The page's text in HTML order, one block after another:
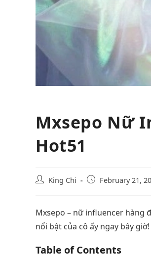
Mxsepo Nữ
Hot51
King Chi February 21,
Mxsepo – nữ influencer hàng
nổi bật của cô ấy ngay bây giờ!
Table of Contents